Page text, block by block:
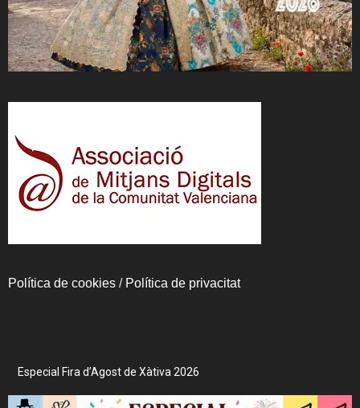
Política de cookies / Política de privacitat
Especial Fira d’Agost de Xàtiva 2026